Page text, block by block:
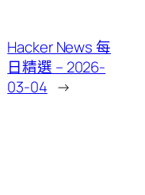
Hacker News 每
日精選 – 2026-
03-04 →